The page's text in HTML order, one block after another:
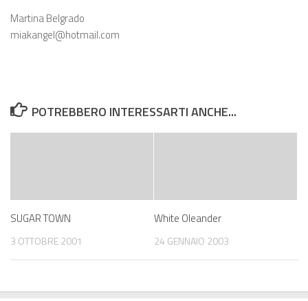
Martina Belgrado
miakangel@hotmail.com
POTREBBERO INTERESSARTI ANCHE...
SUGAR TOWN
3 OTTOBRE 2001
White Oleander
24 GENNAIO 2003